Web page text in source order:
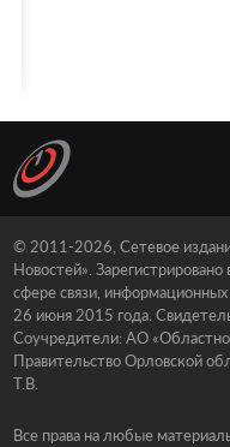
© 2011-2026, Сетевое
Новостей».
сфере связи,
26 июня 2015 года.
Соучредители: АО
Правительство Орловской
Т.В.
Все права на любые